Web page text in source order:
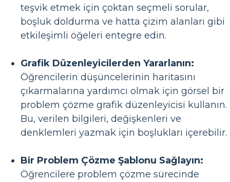
teşvik etmek için çoktan seçmeli sorular,
boşluk doldurma ve hatta çizim alanları gibi
etkileşimli öğeleri entegre edin.
Grafik Düzenleyicilerden Yararlanın:
Öğrencilerin düşüncelerinin haritasını
çıkarmalarına yardımcı olmak için görsel bir
problem çözme grafik düzenleyicisi kullanın.
Bu, verilen bilgileri, değişkenleri ve
denklemleri yazmak için boşlukları içerebilir.
Bir Problem Çözme Şablonu Sağlayın:
Öğrencilere problem çözme sürecinde